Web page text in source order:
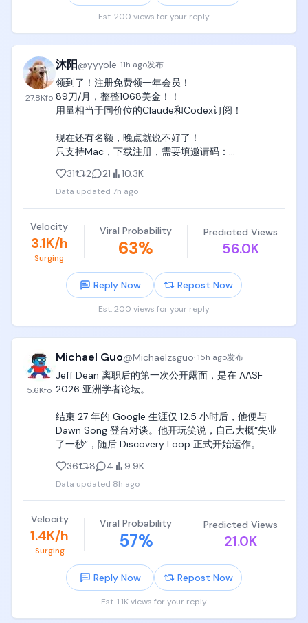
我们正在查，谢谢你提出来。"
后来还补了一句：
用代理在Claude Code里跑其他模型，
是官方支持的。
我觉得@bcherny 这格局其实挺大的，
换别的公司，
你用我的客户端跑竞品，
不封你才怪。
但Anthropic直接说官方支持，
这波本来已经赢麻了。
结果@thsottiaux 更绝，
他直接引用Boris的推，
来了波反击：
哪都能用，包括在Claude Code里面。
为了庆祝这个，
也因为我哪也不去……
Codex的使用限额。
大家玩得开心。"
我看到这直接笑出声哈哈哈哈哈，
这哪是吵架啊，
分明是花式秀肌肉！
你挖我是吧？
我不去。
你说你们支持跑别家模型是吧？
而且我直接给所有用户送钱，
重置周限额，
让大家免费用。
赢了场面，
赢了用户，
还顺便打了广告。
Est. 200 views for your reply
27.8Kfo
沐阳@yyyole·11h ago发布
领到了！注册免费领一年会员！
89刀/月，整整1068美金！！
用量相当于同价位的Claude和Codex订阅！
现在还有名额，晚点就说不好了！
只支持Mac，下载注册，需要填邀请码：
31 2 21 10.3K
Data updated 7h ago
Velocity
3.1K/h
Surging
Viral Probability
63%
Predicted Views
56.0K
Reply Now Repost Now
Est. 200 views for your reply
5.6Kfo
Michael Guo@Michaelzsguo·15h ago发布
Jeff Dean 离职后的第一次公开露面，是在 AASF
2026 亚洲学者论坛。
结束 27 年的 Google 生涯仅 12.5 小时后，他便与
Dawn Song 登台对谈。他开玩笑说，自己大概“失业
了一秒”，随后 Discovery Loop 正式开始运作。
整场对谈聊了 MoE、TensorFlow、Gemini 和 AI
Agent 的安全风险。但最值得关注的，是 Jeff Dean
第一次完整解释了 Discovery Loop 的 thesis。
Discovery Loop 并不打算再造一家把模型做得更大的
公司。它想优化的是科学研究中最根本的单元：
Discovery Loop，也就是从假设到结果的完整实验循
环。Jeff Dean 把科学方法拆成了一个可以不断迭代的
系统：
拆解问题 → 提出假设 → 设计实验 → 评估结果 → 获
36 8 4 9.9K
Data updated 8h ago
Velocity
1.4K/h
Surging
Viral Probability
57%
Predicted Views
21.0K
Reply Now Repost Now
Est. 1.1K views for your reply